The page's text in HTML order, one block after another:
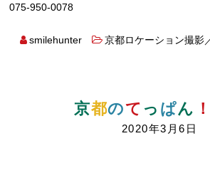
075-950-0078
smilehunter 京都ロケーション撮影
京都のて っ ぱん ！
2020年3月6日